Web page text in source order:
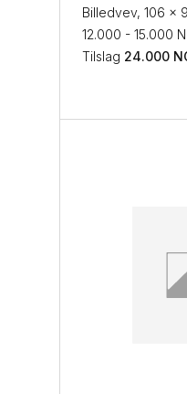
Billedvev, 106 x
12.000 - 15.000
Tilslag 24.000